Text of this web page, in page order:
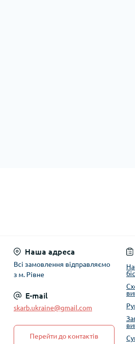
Наша адреса
Всі замовлення відправляємо
з м. Рівне
E-mail
skarb.ukraine@gmail.com
Перейти до контактів